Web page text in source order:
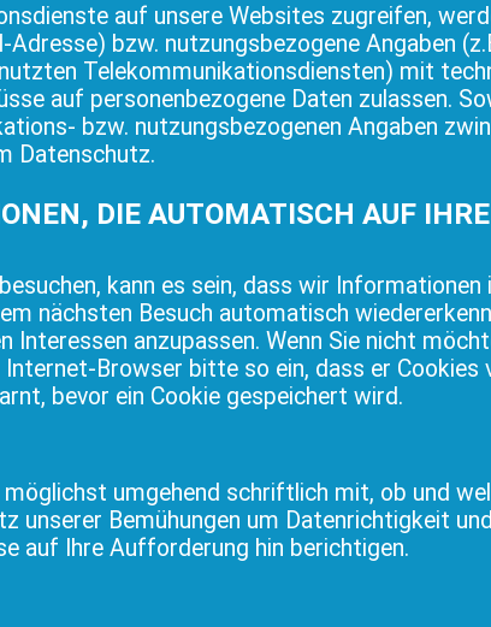
auf unsere Websites zugreifen,
bzw. nutzungsbezogene Angaben
Telekommunikationsdiensten) mit
auf personenbezogene Daten zulassen.
bzw. nutzungsbezogenen Angaben
Datenschutz.
DIE AUTOMATISCH AUF
kann es sein, dass wir Informationen
nächsten Besuch automatisch
Interessen anzupassen. Wenn Sie nicht
Internet-Browser bitte so ein, dass er
bevor ein Cookie gespeichert wird.
umgehend schriftlich mit, ob und
unserer Bemühungen um Datenrichtigkeit
auf Ihre Aufforderung hin berichtigen.